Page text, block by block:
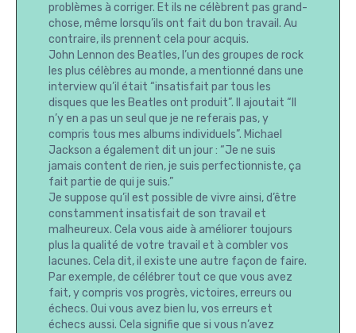
problèmes à corriger. Et ils ne célèbrent pas grand-
chose, même lorsqu’ils ont fait du bon travail. Au
contraire, ils prennent cela pour acquis.
John Lennon des Beatles, l’un des groupes de rock
les plus célèbres au monde, a mentionné dans une
interview qu’il était “insatisfait par tous les
disques que les Beatles ont produit”. Il ajoutait “Il
n’y en a pas un seul que je ne referais pas, y
compris tous mes albums individuels”. Michael
Jackson a également dit un jour : “Je ne suis
jamais content de rien, je suis perfectionniste, ça
fait partie de qui je suis.”
Je suppose qu’il est possible de vivre ainsi, d’être
constamment insatisfait de son travail et
malheureux. Cela vous aide à améliorer toujours
plus la qualité de votre travail et à combler vos
lacunes. Cela dit, il existe une autre façon de faire.
Par exemple, de célébrer tout ce que vous avez
fait, y compris vos progrès, victoires, erreurs ou
échecs. Oui vous avez bien lu, vos erreurs et
échecs aussi. Cela signifie que si vous n’avez